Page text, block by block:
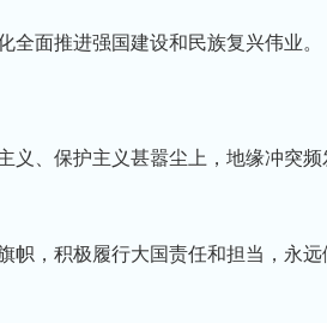
面推进强国建设和民族复兴伟业。
义、保护主义甚嚣尘上，地缘冲突
帜，积极履行大国责任和担当，永